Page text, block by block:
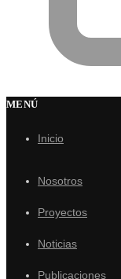
MENÚ
Inicio
Nosotros
Proyectos
Noticias
Publicaciones